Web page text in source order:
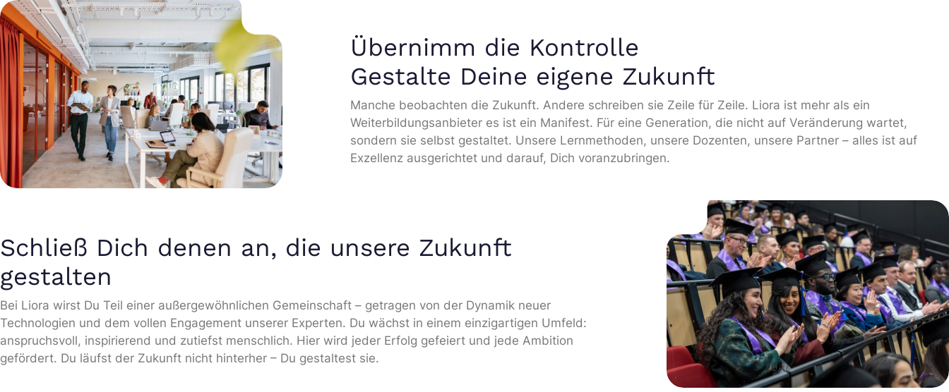
Übernimm die Kontrolle
Gestalte Deine eigene Zukunft
Manche beobachten die Zukunft. Andere schreiben sie Zeile für Zeile. Liora ist mehr als ein
Weiterbildungsanbieter es ist ein Manifest. Für eine Generation, die nicht auf Veränderung wartet,
sondern sie selbst gestaltet. Unsere Lernmethoden, unsere Dozenten, unsere Partner – alles ist auf
Exzellenz ausgerichtet und darauf, Dich voranzubringen.
Schließ Dich denen an, die unsere Zukunft
gestalten
Bei Liora wirst Du Teil einer außergewöhnlichen Gemeinschaft – getragen von der Dynamik neuer
Technologien und dem vollen Engagement unserer Experten. Du wächst in einem einzigartigen Umfeld:
anspruchsvoll, inspirierend und zutiefst menschlich. Hier wird jeder Erfolg gefeiert und jede Ambition
gefördert. Du läufst der Zukunft nicht hinterher – Du gestaltest sie.